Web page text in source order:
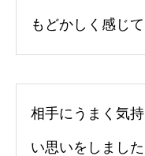
もどかしく感じて
相手にうまく気
い思いをしました